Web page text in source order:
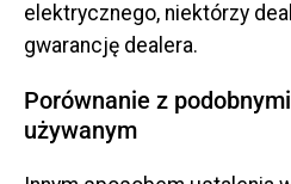
elektrycznego, niektórzy
gwarancję dealera.
Porównanie z
używanym